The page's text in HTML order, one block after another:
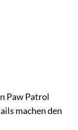
Paw Patrol
machen den